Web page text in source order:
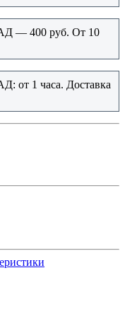
— 400 руб. От 10
от 1 часа. Доставка